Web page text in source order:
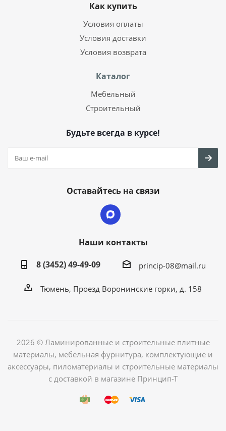
Как купить
Условия оплаты
Условия доставки
Условия возврата
Каталог
Мебельный
Строительный
Будьте всегда в курсе!
Оставайтесь на связи
Наши контакты
8 (3452) 49-49-09
princip-08@mail.ru
Тюмень, Проезд Воронинские горки, д. 158
2026 © Ламинированные и строительные плитные
материалы, мебельная фурнитура, комплектующие и
аксессуары, пиломатериалы и строительные материалы
с доставкой в магазине Принцип-Т